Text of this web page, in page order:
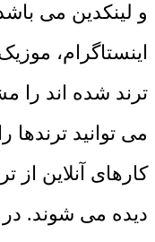
و لینکدین می
اینستاگرام،
ترند شده اند را
می توانید
کارهای آنلاین از
دیده می شوند. در